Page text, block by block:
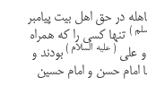
در حق اهل بیت پیامبر
) تنها کسی را که همراه
و علی( علیه السلام ) بودند و
امام حسن و امام حسین